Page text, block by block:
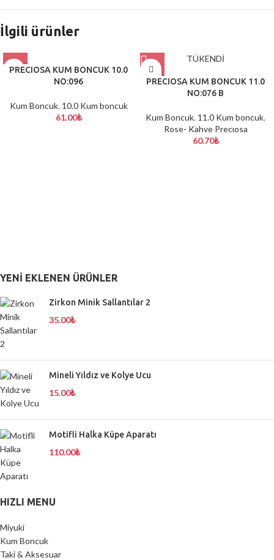
İlgili ürünler
PRECIOSA KUM BONCUK 10.0
NO:096
Kum Boncuk, 10.0 Kum boncuk
61.00₺
TÜKENDİ
PRECIOSA KUM BONCUK 11.0
NO:076 B
Kum Boncuk, 11.0 Kum boncuk,
Rose- Kahve Precıosa
60.70₺
YENI EKLENEN ÜRÜNLER
Zirkon Minik Sallantılar 2
35.00₺
Mineli Yıldız ve Kolye Ucu
15.00₺
Motifli Halka Küpe Aparatı
110.00₺
HIZLI MENU
Miyuki
Kum Boncuk
Taki & Aksesuar